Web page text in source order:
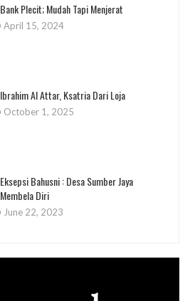
Bank Plecit; Mudah Tapi Menjerat
April 15, 2024
Ibrahim Al Attar, Ksatria Dari Loja
October 1, 2025
Eksepsi Bahusni : Desa Sumber Jaya
Membela Diri
June 22, 2023